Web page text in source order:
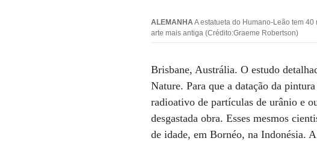
ALEMANHAA estatueta do Humano-Leão tem
arte mais antiga (Crédito:Graeme Robertson)
Brisbane, Austrália. O estudo
Nature. Para que a datação da
radioativo de partículas de urânio e
desgastada obra. Esses mesmos
de idade, em Bornéo, na Indonésia.